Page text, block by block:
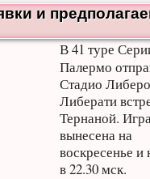
и
В 41 туре
Палермо
Стадио
Либерати
Тернаной.
вынесена на
воскресенье и
в 22.30 мск.